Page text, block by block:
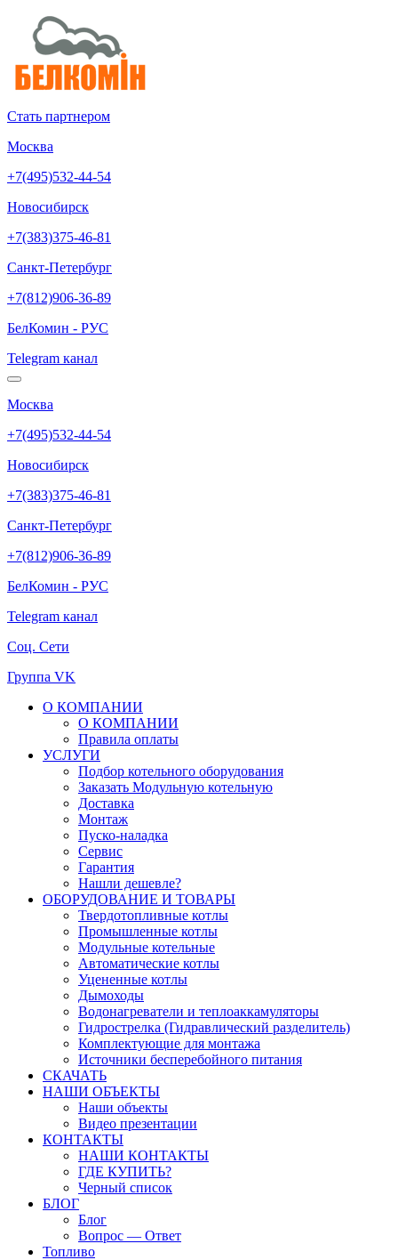
Стать партнером
Москва
+7(495)532-44-54
Новосибирск
+7(383)375-46-81
Санкт-Петербург
+7(812)906-36-89
БелКомин - РУС
Telegram канал
Москва
+7(495)532-44-54
Новосибирск
+7(383)375-46-81
Санкт-Петербург
+7(812)906-36-89
БелКомин - РУС
Telegram канал
Соц. Сети
Группа VK
О КОМПАНИИ
О КОМПАНИИ
Правила оплаты
УСЛУГИ
Подбор котельного оборудования
Заказать Модульную котельную
Доставка
Монтаж
Пуско-наладка
Сервис
Гарантия
Нашли дешевле?
ОБОРУДОВАНИЕ И ТОВАРЫ
Твердотопливные котлы
Промышленные котлы
Модульные котельные
Автоматические котлы
Уцененные котлы
Дымоходы
Водонагреватели и теплоаккамуляторы
Гидрострелка (Гидравлический разделитель)
Комплектующие для монтажа
Источники бесперебойного питания
СКАЧАТЬ
НАШИ ОБЪЕКТЫ
Наши объекты
Видео презентации
КОНТАКТЫ
НАШИ КОНТАКТЫ
ГДЕ КУПИТЬ?
Черный список
БЛОГ
Блог
Вопрос — Ответ
Топливо